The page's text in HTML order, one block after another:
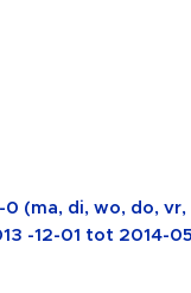
(ma, di, wo, do,
-12-01 tot 2014-